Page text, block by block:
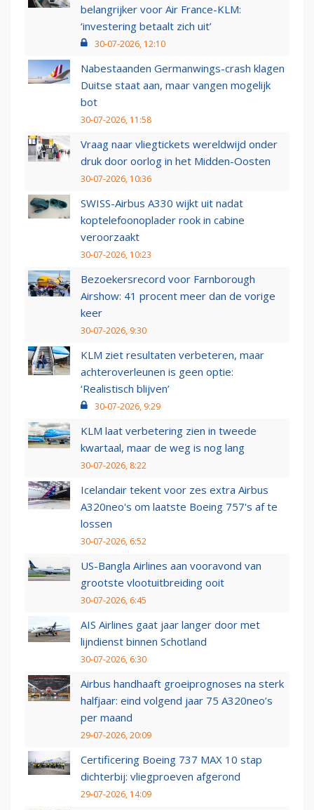
belangrijker voor Air France-KLM:
‘investering betaalt zich uit’
30-07-2026, 12:10
Nabestaanden Germanwings-crash klagen
Duitse staat aan, maar vangen mogelijk
bot
30-07-2026, 11:58
Vraag naar vliegtickets wereldwijd onder
druk door oorlog in het Midden-Oosten
30-07-2026, 10:36
SWISS-Airbus A330 wijkt uit nadat
koptelefoonoplader rook in cabine
veroorzaakt
30-07-2026, 10:23
Bezoekersrecord voor Farnborough
Airshow: 41 procent meer dan de vorige
keer
30-07-2026, 9:30
KLM ziet resultaten verbeteren, maar
achteroverleunen is geen optie:
‘Realistisch blijven’
30-07-2026, 9:29
KLM laat verbetering zien in tweede
kwartaal, maar de weg is nog lang
30-07-2026, 8:22
Icelandair tekent voor zes extra Airbus
A320neo's om laatste Boeing 757's af te
lossen
30-07-2026, 6:52
US-Bangla Airlines aan vooravond van
grootste vlootuitbreiding ooit
30-07-2026, 6:45
AIS Airlines gaat jaar langer door met
lijndienst binnen Schotland
30-07-2026, 6:30
Airbus handhaaft groeiprognoses na sterk
halfjaar: eind volgend jaar 75 A320neo’s
per maand
29-07-2026, 20:09
Certificering Boeing 737 MAX 10 stap
dichterbij: vliegproeven afgerond
29-07-2026, 14:09